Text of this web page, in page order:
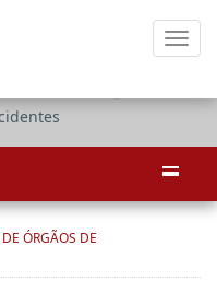
ÓRGÃOS DE